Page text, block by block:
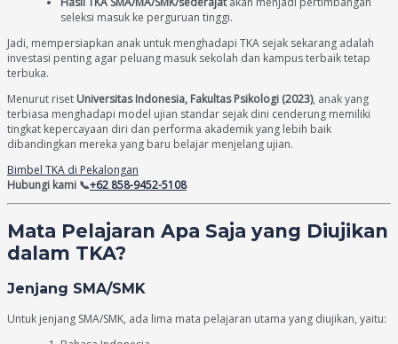
seleksi masuk ke perguruan tinggi.
Jadi, mempersiapkan anak untuk menghadapi TKA sejak sekarang adalah
investasi penting agar peluang masuk sekolah dan kampus terbaik tetap
terbuka.
Menurut riset Universitas Indonesia, Fakultas Psikologi (2023), anak yang
terbiasa menghadapi model ujian standar sejak dini cenderung memiliki
tingkat kepercayaan diri dan performa akademik yang lebih baik
dibandingkan mereka yang baru belajar menjelang ujian.
Bimbel TKA di Pekalongan
Hubungi kami 📞+62 858-9452-5108
Mata Pelajaran Apa Saja yang Diujikan
dalam TKA?
Jenjang SMA/SMK
Untuk jenjang SMA/SMK, ada lima mata pelajaran utama yang diujikan, yaitu: